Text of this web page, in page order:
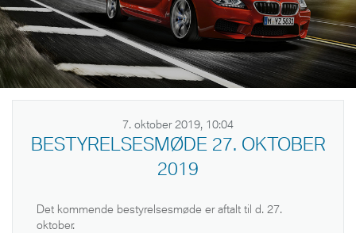
7. oktober 2019, 10:04
BESTYRELSESMØDE 27. OKTOBER
2019
Det kommende bestyrelsesmøde er aftalt til d. 27.
oktober.